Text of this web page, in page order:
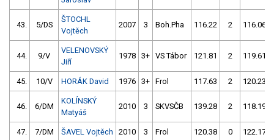
43. 5/DS
ŠTOCHL
Vojtěch
2007 3 Boh.Pha 116.22 2 116.06
44. 9/V
VELENOVSKÝ
Jiří
1978 3+ VS Tábor 121.81 2 119.61
45. 10/V HORÁK David 1976 3+ Frol 117.63 2 120.23
46. 6/DM
KOLÍNSKÝ
Matyáš
2010 3 SKVSČB 139.28 2 118.19
47. 7/DM ŠAVEL Vojtěch 2010 3 Frol 120.38 0 122.17